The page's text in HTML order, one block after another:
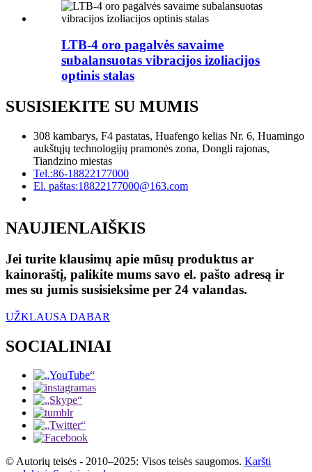
LTB-4 oro pagalvės savaime
subalansuotas vibracijos izoliacijos
optinis stalas
SUSISIEKITE SU MUMIS
308 kambarys, F4 pastatas, Huafengo kelias Nr. 6, Huamingo
aukštųjų technologijų pramonės zona, Dongli rajonas,
Tiandzino miestas
Tel.:86-18822177000
El. paštas:18822177000@163.com
NAUJIENLAIŠKIS
Jei turite klausimų apie mūsų produktus ar
kainoraštį, palikite mums savo el. pašto adresą ir
mes su jumis susisieksime per 24 valandas.
UŽKLAUSA DABAR
SOCIALINIAI
© Autorių teisės - 2010–2025: Visos teisės saugomos. Karšti